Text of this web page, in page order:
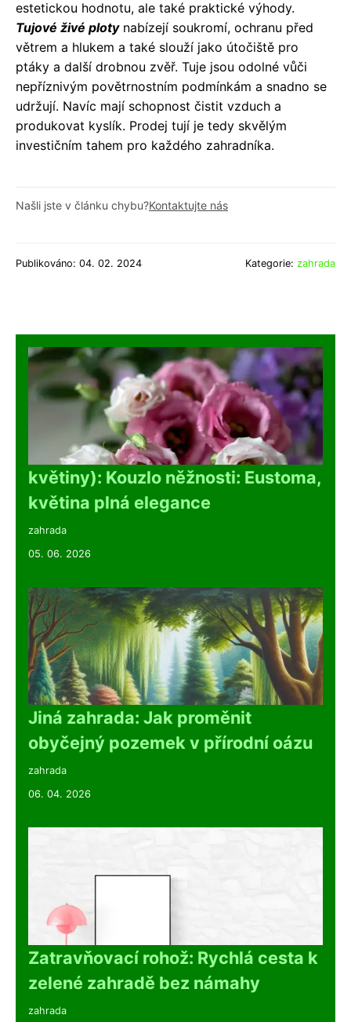
estetickou hodnotu, ale také praktické výhody.
Tujové živé plotynabízejí soukromí, ochranu před
větrem a hlukem a také slouží jako útočiště pro
ptáky a další drobnou zvěř. Tuje jsou odolné vůči
nepříznivým povětrnostním podmínkám a snadno se
udržují. Navíc mají schopnost čistit vzduch a
produkovat kyslík. Prodej tují je tedy skvělým
investičním tahem pro každého zahradníka.
Našli jste v článku chybu?Kontaktujte nás
Publikováno: 04. 02. 2024 Kategorie: zahrada
květiny): Kouzlo něžnosti: Eustoma,
květina plná elegance
zahrada
05. 06. 2026
Jiná zahrada: Jak proměnit
obyčejný pozemek v přírodní oázu
zahrada
06. 04. 2026
Zatravňovací rohož: Rychlá cesta k
zelené zahradě bez námahy
zahrada